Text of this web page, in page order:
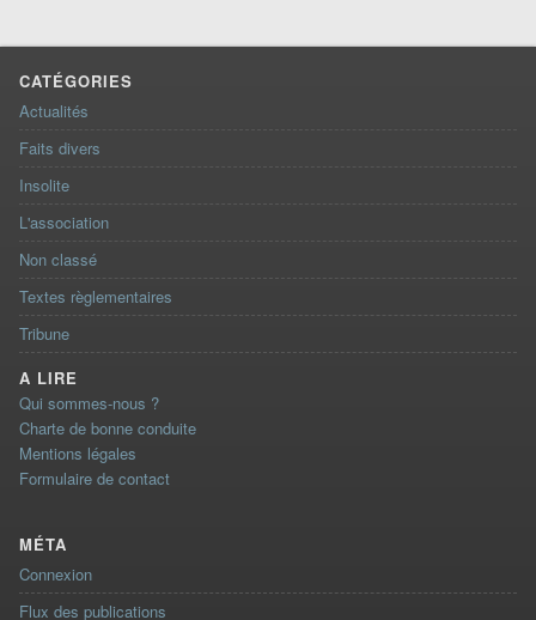
CATÉGORIES
Actualités
Faits divers
Insolite
L'association
Non classé
Textes règlementaires
Tribune
A LIRE
Qui sommes-nous ?
Charte de bonne conduite
Mentions légales
Formulaire de contact
MÉTA
Connexion
Flux des publications